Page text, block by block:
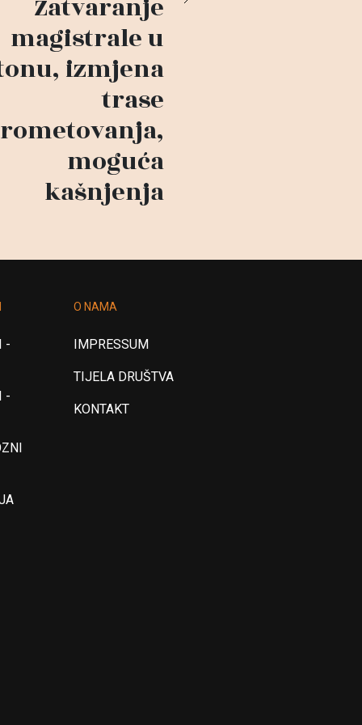
Zatvaranje
magistrale u
izmjena
trase
moguća
kašnjenja
-
-
O NAMA
IMPRESSUM
TIJELA DRUŠTVA
KONTAKT